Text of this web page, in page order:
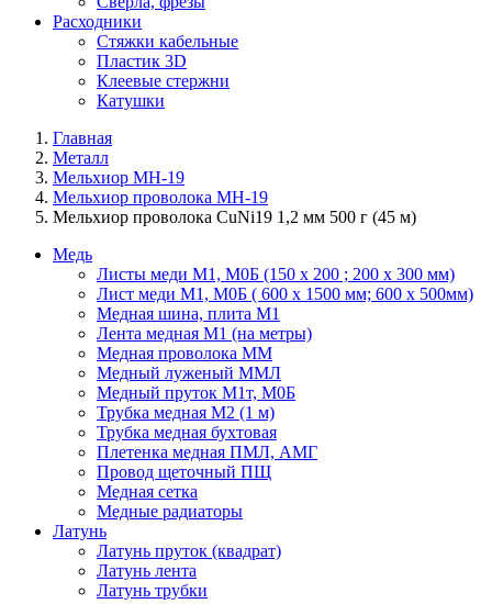
Расходники
Стяжки кабельные
Пластик 3D
Клеевые стержни
Катушки
Главная
Металл
Мельхиор МН-19
Мельхиор проволока МН-19
Мельхиор проволока CuNi19 1,2 мм 500 г (45 м)
Медь
Листы меди М1, М0Б (150 х 200 ; 200 х 300 мм)
Лист меди М1, М0Б ( 600 х 1500 мм; 600 х 500мм)
Медная шина, плита М1
Лента медная М1 (на метры)
Медная проволока ММ
Медный луженый ММЛ
Медный пруток М1т, М0Б
Трубка медная М2 (1 м)
Трубка медная бухтовая
Плетенка медная ПМЛ, АМГ
Провод щеточный ПЩ
Медная сетка
Медные радиаторы
Латунь
Латунь пруток (квадрат)
Латунь лента
Латунь трубки